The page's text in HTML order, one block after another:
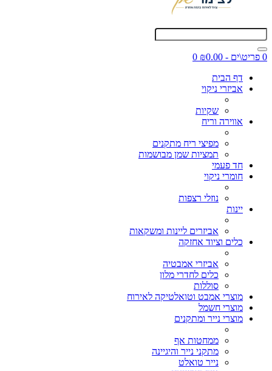
0 פריט\ים - ₪0.00
0
דף הבית
אביזרי ניקוי
שקיות
אווירה וריח
מפיצי ריח מתקנים
תמציות שמן מבושמות
חד פעמי
חומרי ניקוי
נוזלי רצפות
יינות
אביזרים ליינות ומשקאות
כלים וציוד אחזקה
אביזרי אמבטיה
כלים לחדרי מלון
סוללות
מוצרי אמבט וטואלטיקה לאירוח
מוצרי חשמל
מוצרי נייר ומתקנים
ממחטות אף
מתקני נייר והיגיינה
נייר טואלט